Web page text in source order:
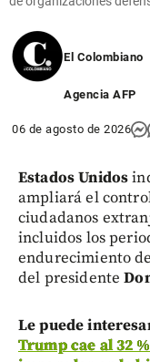
El Colombiano
Agencia AFP
06 de agosto de 2026
Estados Unidos
ampliará el
ciudadanos
incluidos los
endurecimiento
del presidente
Le puede
Trump cae al 32